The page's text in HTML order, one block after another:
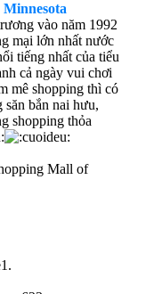
vào năm 1992
mại lớn nhất nước
tiếng nhất của tiểu
cả ngày vui chơi
mê shopping thì có
bắn nai hưu,
shopping thỏa
Mall of